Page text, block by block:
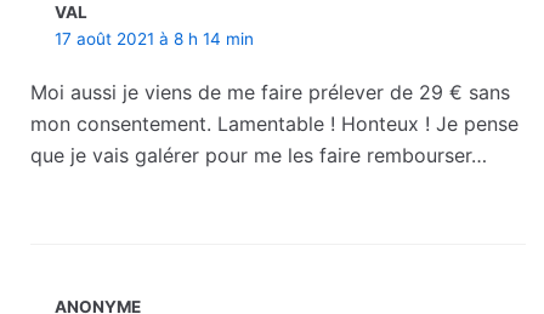
VAL
17 août 2021 à 8 h 14 min
Moi aussi je viens de me faire prélever de 29 € sans
mon consentement. Lamentable ! Honteux ! Je pense
que je vais galérer pour me les faire rembourser…
ANONYME